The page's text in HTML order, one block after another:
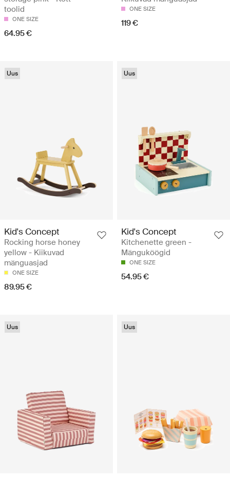
toolid
ONE SIZE
64.95 €
ONE SIZE
119 €
Uus
Kid's Concept
Rocking horse honey
yellow - Kiikuvad
mänguasjad
ONE SIZE
89.95 €
Uus
Kid's Concept
Kitchenette green -
Mänguköögid
ONE SIZE
54.95 €
Uus Uus